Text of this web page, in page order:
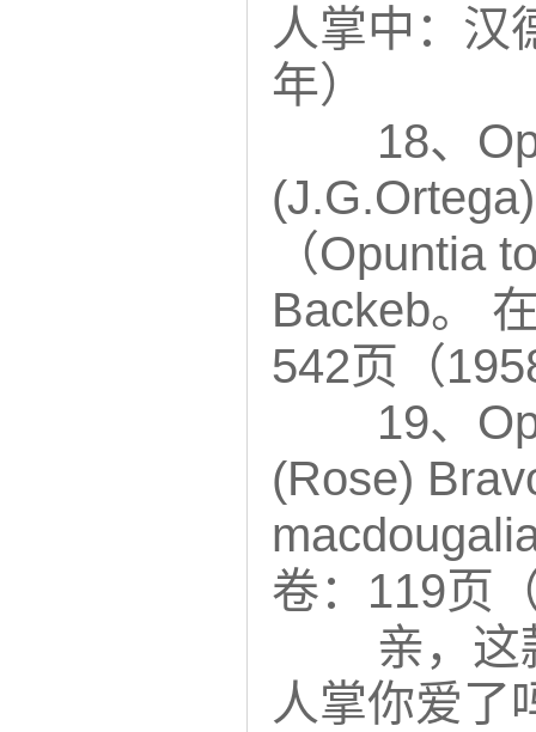
人掌中：汉
年）
18、
（Opuntia
Backeb。
542页（
19、
(Rose)
卷：119页
亲，这
人掌你爱了